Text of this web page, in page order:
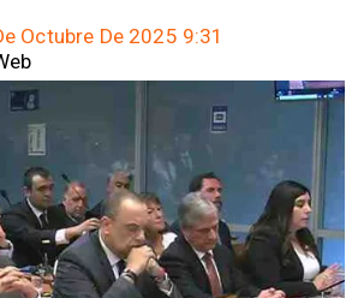
Octubre De 2025 9:31